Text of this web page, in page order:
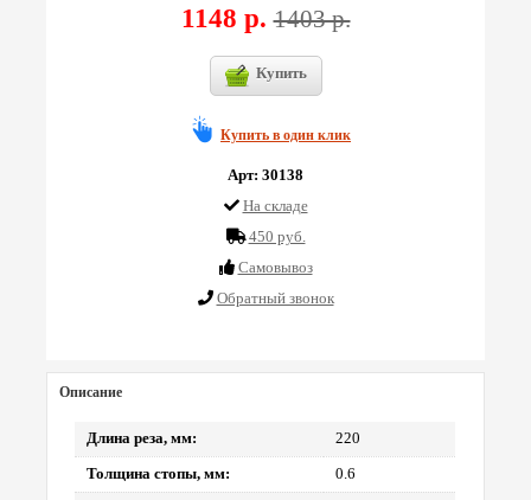
1148 р.1403 р.
Купить
Купить в один клик
Арт: 30138
На складе
450 руб.
Cамовывоз
Обратный звонок
Описание
Длина реза, мм: 220
Толщина стопы, мм: 0.6